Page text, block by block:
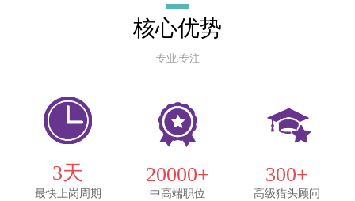
核心优势
专业.专注
3天
最快上岗周期
20000+
中高端职位
300+
高级猎头顾问